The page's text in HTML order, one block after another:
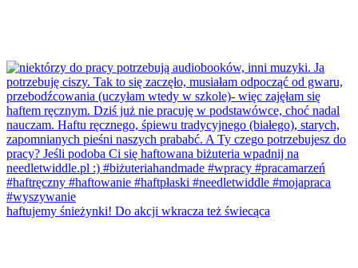
haftujemy śnieżynki! Do akcji wkracza też świecąca